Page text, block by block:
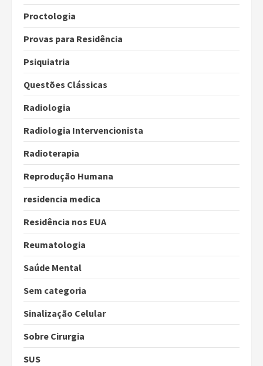
Proctologia
Provas para Residência
Psiquiatria
Questões Clássicas
Radiologia
Radiologia Intervencionista
Radioterapia
Reprodução Humana
residencia medica
Residência nos EUA
Reumatologia
Saúde Mental
Sem categoria
Sinalização Celular
Sobre Cirurgia
SUS